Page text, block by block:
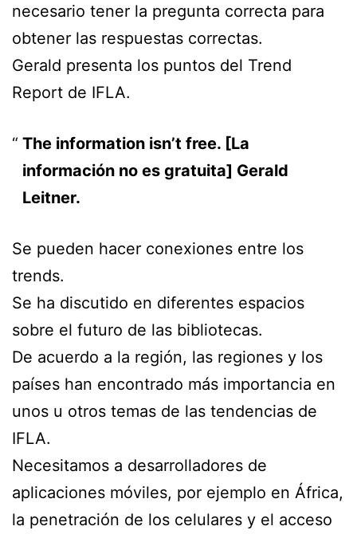
necesario tener la pregunta correcta para
obtener las respuestas correctas.
Gerald presenta los puntos del Trend
Report de IFLA.
The information isn’t free. [La
información no es gratuita] Gerald
Leitner.
Se pueden hacer conexiones entre los
trends.
Se ha discutido en diferentes espacios
sobre el futuro de las bibliotecas.
De acuerdo a la región, las regiones y los
países han encontrado más importancia en
unos u otros temas de las tendencias de
IFLA.
Necesitamos a desarrolladores de
aplicaciones móviles, por ejemplo en África,
la penetración de los celulares y el acceso